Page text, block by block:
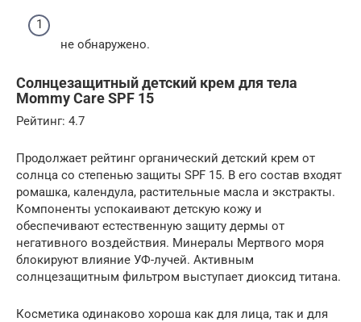
не обнаружено.
Солнцезащитный детский крем для тела
Mommy Care SPF 15
Рейтинг: 4.7
Продолжает рейтинг органический детский крем от
солнца со степенью защиты SPF 15. В его состав входят
ромашка, календула, растительные масла и экстракты.
Компоненты успокаивают детскую кожу и
обеспечивают естественную защиту дермы от
негативного воздействия. Минералы Мертвого моря
блокируют влияние УФ-лучей. Активным
солнцезащитным фильтром выступает диоксид титана.
Косметика одинаково хороша как для лица, так и для